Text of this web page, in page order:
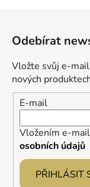
Odebírat
Vložte svůj e-
nových
E-mail
Vložením e-
osobních údajů
PŘIHLÁSIT